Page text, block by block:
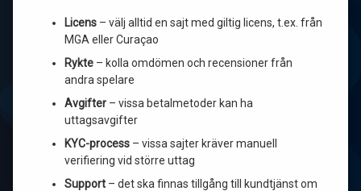
Licens – välj alltid en sajt med giltig licens, t.ex. från
MGA eller Curaçao
Rykte – kolla omdömen och recensioner från
andra spelare
Avgifter – vissa betalmetoder kan ha
uttagsavgifter
KYC-process – vissa sajter kräver manuell
verifiering vid större uttag
Support – det ska finnas tillgång till kundtjänst om